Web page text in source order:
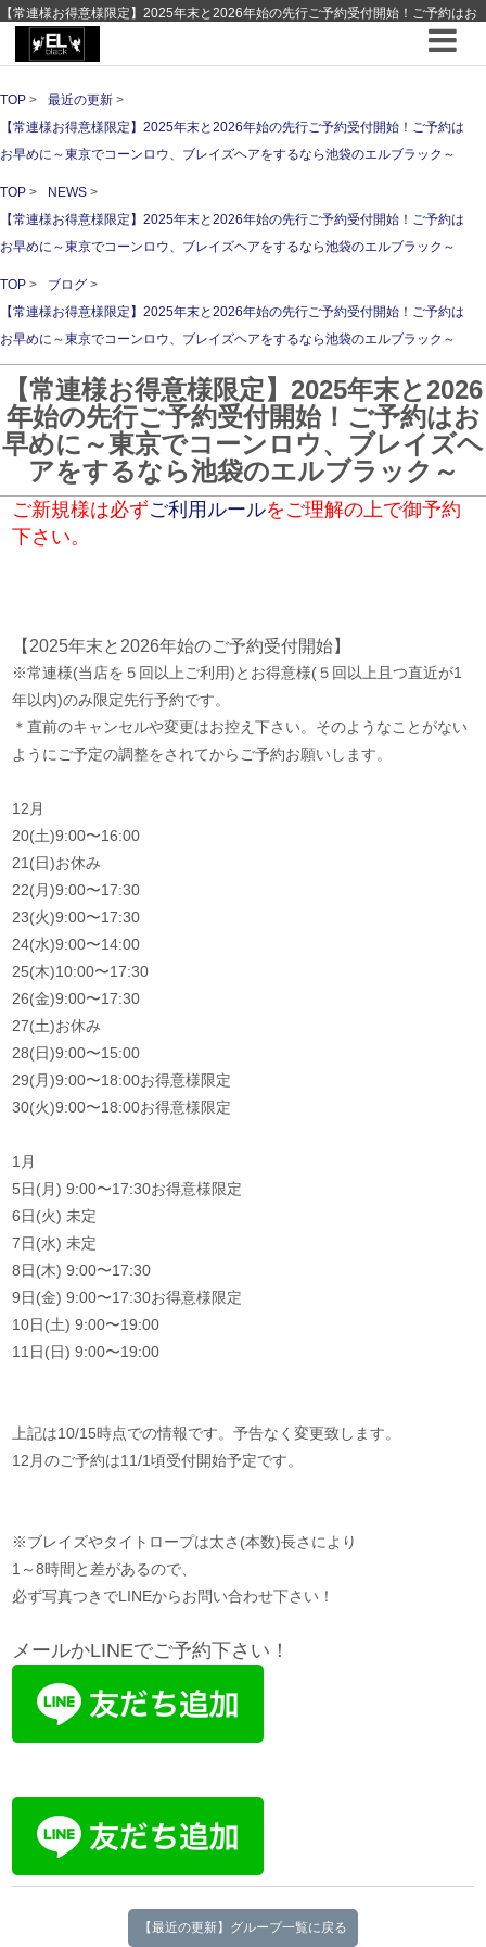
【常連様お得意様限定】2025年末と2026年始の先行ご予約受付開始！ご予約はお
早めに～東京でコーンロウ、ブレイズヘアをするなら池袋のエルブラック～ ｜ 最
近の更新 ｜hair Design EL-black - 池袋 - エルブラック - コーンロウブレイズの専門
店
TOP
最近の更新
【常連様お得意様限定】2025年末と2026年始の先行ご予約受付開始！ご予約は
お早めに～東京でコーンロウ、ブレイズヘアをするなら池袋のエルブラック～
TOP
NEWS
【常連様お得意様限定】2025年末と2026年始の先行ご予約受付開始！ご予約は
お早めに～東京でコーンロウ、ブレイズヘアをするなら池袋のエルブラック～
TOP
ブログ
【常連様お得意様限定】2025年末と2026年始の先行ご予約受付開始！ご予約は
お早めに～東京でコーンロウ、ブレイズヘアをするなら池袋のエルブラック～
【常連様お得意様限定】2025年末と2026
年始の先行ご予約受付開始！ご予約はお
早めに～東京でコーンロウ、ブレイズヘ
アをするなら池袋のエルブラック～
ご新規様は必ずご利用ルールをご理解の上で御予約
下さい。
【2025年末と2026年始のご予約受付開始】
※常連様(当店を５回以上ご利用)とお得意様(５回以上且つ直近が1
年以内)のみ限定先行予約です。
＊直前のキャンセルや変更はお控え下さい。そのようなことがない
ようにご予定の調整をされてからご予約お願いします。
12月
20(土)9:00〜16:00
21(日)お休み
22(月)9:00〜17:30
23(火)9:00〜17:30
24(水)9:00〜14:00
25(木)10:00〜17:30
26(金)9:00〜17:30
27(土)お休み
28(日)9:00〜15:00
29(月)9:00〜18:00お得意様限定
30(火)9:00〜18:00お得意様限定
1月
5日(月) 9:00〜17:30お得意様限定
6日(火) 未定
7日(水) 未定
8日(木) 9:00〜17:30
9日(金) 9:00〜17:30お得意様限定
10日(土) 9:00〜19:00
11日(日) 9:00〜19:00
上記は10/15時点での情報です。予告なく変更致します。
12月のご予約は11/1頃受付開始予定です。
※ブレイズやタイトロープは太さ(本数)長さにより
1～8時間と差があるので、
必ず写真つきでLINEからお問い合わせ下さい！
メールかLINEでご予約下さい！
【最近の更新】グループ一覧に戻る